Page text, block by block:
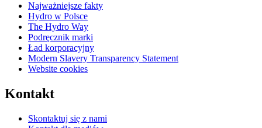
Najważniejsze fakty
Hydro w Polsce
The Hydro Way
Podręcznik marki
Ład korporacyjny
Modern Slavery Transparency Statement
Website cookies
Kontakt
Skontaktuj się z nami